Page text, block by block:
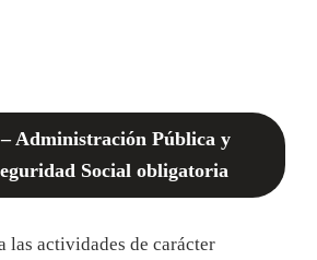
– Administración Pública y
Social obligatoria
las actividades de carácter